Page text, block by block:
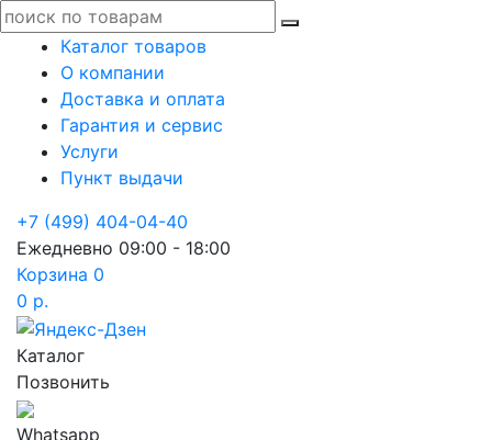
Каталог товаров
О компании
Доставка и оплата
Гарантия и сервис
Услуги
Пункт выдачи
+7 (499) 404-04-40
Ежедневно 09:00 - 18:00
Корзина 0
0 р.
Каталог
Позвонить
Whatsapp